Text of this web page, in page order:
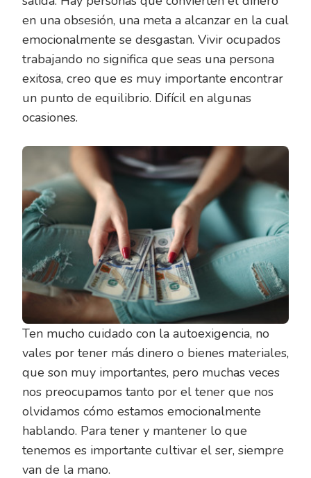
en una obsesión, una meta a alcanzar en la cual
emocionalmente se desgastan. Vivir ocupados
trabajando no significa que seas una persona
exitosa, creo que es muy importante encontrar
un punto de equilibrio. Difícil en algunas
ocasiones.
Ten mucho cuidado con la autoexigencia, no
vales por tener más dinero o bienes materiales,
que son muy importantes, pero muchas veces
nos preocupamos tanto por el tener que nos
olvidamos cómo estamos emocionalmente
hablando. Para tener y mantener lo que
tenemos es importante cultivar el ser, siempre
van de la mano.